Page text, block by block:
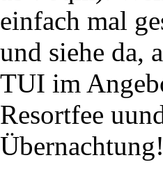
einfach mal
und siehe da,
TUI im
Resortfee